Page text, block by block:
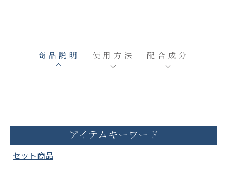
商品説明 使用方法 配合成分
アイテムキーワード
セット商品